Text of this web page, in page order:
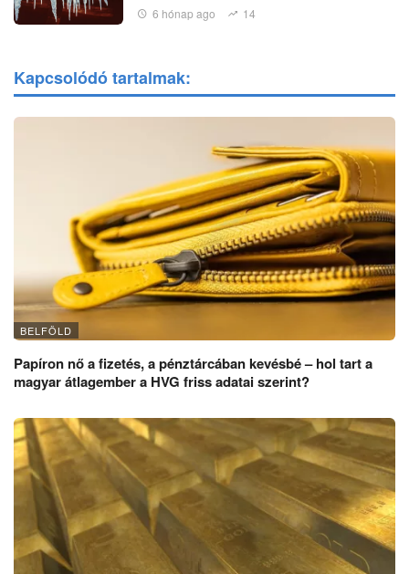
6 hónap ago 14
Kapcsolódó tartalmak:
BELFÖLD
Papíron nő a fizetés, a pénztárcában kevésbé – hol tart a
magyar átlagember a HVG friss adatai szerint?